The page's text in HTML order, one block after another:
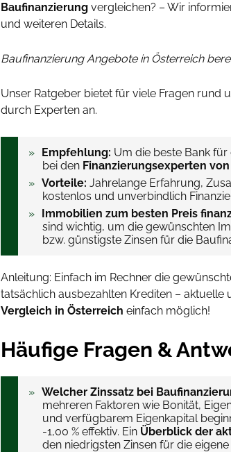
Baufinanzierung vergleichen? – Wir
und weiteren Details.
Baufinanzierung Angebote in Österreich
Unser Ratgeber bietet für viele Fragen rund
durch Experten an.
Empfehlung: Um die beste Bank
bei den Finanzierungsexperten von
Vorteile: Jahrelange Erfahrung,
kostenlos und unverbindlich
Immobilien zum besten Preis
sind wichtig, um die gewünschten
bzw. günstigste Zinsen für die
Anleitung: Einfach im Rechner die
tatsächlich ausbezahlten Krediten – aktuelle
Vergleich in Österreich einfach möglich!
Häufige Fragen &
Welcher Zinssatz bei
mehreren Faktoren wie Bonität,
und verfügbarem Eigenkapital
-1,00 % effektiv. Ein Überblick der
den niedrigsten Zinsen für die